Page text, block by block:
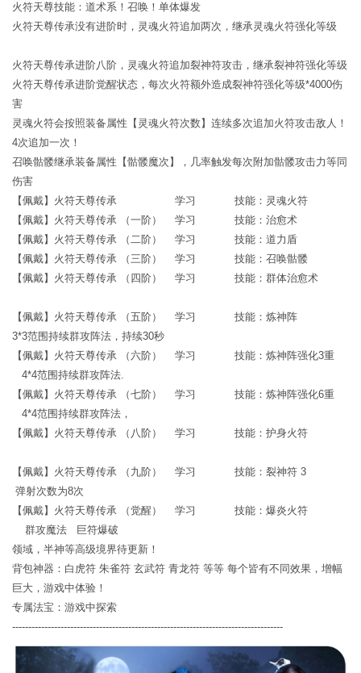
火符天尊技能：道术系！召唤！单体爆发
火符天尊传承没有进阶时，灵魂火符追加两次，继承灵魂火符强化等级
火符天尊传承进阶八阶，灵魂火符追加裂神符攻击，继承裂神符强化等级
火符天尊传承进阶觉醒状态，每次火符额外造成裂神符强化等级*4000伤
害
灵魂火符会按照装备属性【灵魂火符次数】连续多次追加火符攻击敌人！
4次追加一次！
召唤骷髅继承装备属性【骷髅魔次】，几率触发每次附加骷髅攻击力等同
伤害
【佩戴】火符天尊传承 学习 技能：灵魂火符
【佩戴】火符天尊传承 （一阶） 学习 技能：治愈术
【佩戴】火符天尊传承 （二阶） 学习 技能：道力盾
【佩戴】火符天尊传承 （三阶） 学习 技能：召唤骷髅
【佩戴】火符天尊传承 （四阶） 学习 技能：群体治愈术
【佩戴】火符天尊传承 （五阶） 学习 技能：炼神阵
3*3范围持续群攻阵法，持续30秒
【佩戴】火符天尊传承 （六阶） 学习 技能：炼神阵强化3重
4*4范围持续群攻阵法.
【佩戴】火符天尊传承 （七阶） 学习 技能：炼神阵强化6重
4*4范围持续群攻阵法，
【佩戴】火符天尊传承 （八阶） 学习 技能：护身火符
【佩戴】火符天尊传承 （九阶） 学习 技能：裂神符 3
弹射次数为8次
【佩戴】火符天尊传承 （觉醒） 学习 技能：爆炎火符
群攻魔法 巨符爆破
领域，半神等高级境界待更新！
背包神器：白虎符 朱雀符 玄武符 青龙符 等等 每个皆有不同效果，增幅
巨大，游戏中体验！
专属法宝：游戏中探索
------------------------------------------------------------------------------------